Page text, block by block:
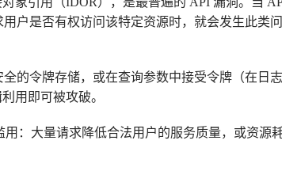
用户是否有权访问该特定资源时，就会发生此类
令牌存储，或在查询参数中接受令牌（在日志
用即可被攻破。
用：大量请求降低合法用户的服务质量，或资源